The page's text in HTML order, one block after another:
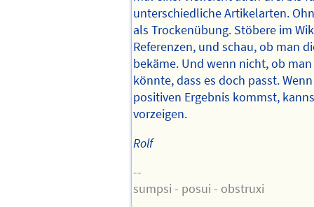
unterschiedliche Artikelarten.
als Trockenübung. Stöbere im
Referenzen, und schau, ob man
bekäme. Und wenn nicht, ob
könnte, dass es doch passt.
positiven Ergebnis kommst,
vorzeigen.
Rolf
--
sumpsi - posui - obstruxi